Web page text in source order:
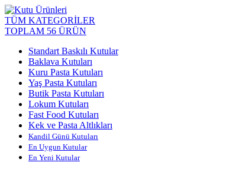
TÜM KATEGORİLER
TOPLAM 56 ÜRÜN
Standart Baskılı Kutular
Baklava Kutuları
Kuru Pasta Kutuları
Yaş Pasta Kutuları
Butik Pasta Kutuları
Lokum Kutuları
Fast Food Kutuları
Kek ve Pasta Altlıkları
Kandil Günü Kutuları
En Uygun Kutular
En Yeni Kutular